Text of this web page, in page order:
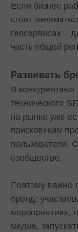
Если бизнес
стоит
геосервисах –
часть общей
Развивать
В
технического
на рынке уже
поисковикам
пользователи,
сообщество.
Поэтому важно
бренд:
мероприятиях,
медиа,